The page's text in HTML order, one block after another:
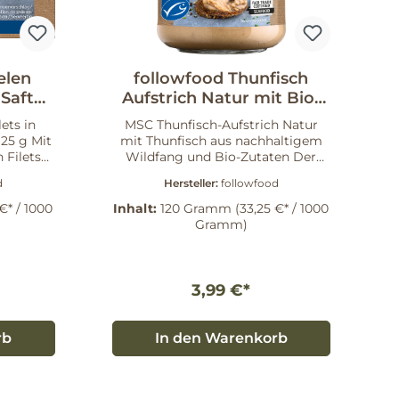
in
g Mit
Filets
im
den
/ 1000
followfood Thunfisch
Aufstrich Natur mit Bio-
Zutaten 120 g
MSC Thunfisch-Aufstrich Natur
mit Thunfisch aus nachhaltigem
Wildfang und Bio-Zutaten Der
Brotaufstrich aus von Hand
geangeltem Thunfisch! Ergänzt
mit wenigen ausgewählten Bio-
Angelrutenfischerei. Bei unserer
Partnerfischerei auf den Malediven
werden die Thunfische einzeln mit
Rute und Leine gefangen – so, wie
Hersteller: followfood
Inhalt:120 Gramm (33,25 €* / 1000
Gramm)
3,99 €*
In den Warenkorb